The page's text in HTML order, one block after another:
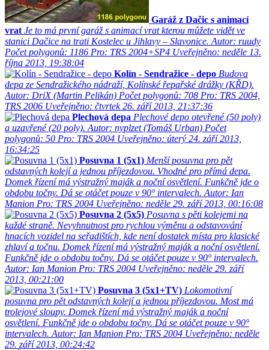
Garáž z Dačic s animací
vrat Je to má první garáž s animací vrat kterou můžete vidět ve
stanici Dačice na trati Kostelec u Jihlavy – Slavonice. Autor: ruudy
Počet polygonů: 1186 Pro: TRS 2004+SP4 Uveřejněno: neděle 13.
října 2013, 19:38:04
Kolín - Sendražice - depo Budova
depa ze Sendražického nádraží, Kolínské řepařské drážky (KŘD).
Autor: DriX (Martin Pelikán) Počet polygonů: 708 Pro: TRS 2004,
TRS 2006 Uveřejněno: čtvrtek 26. září 2013, 21:37:36
Plechová depa Plechové depo otevřené (50 poly)
a uzavřené (20 poly). Autor: nyplzet (Tomáš Urban) Počet
polygonů: 50 Pro: TRS 2004 Uveřejněno: úterý 24. září 2013,
16:34:25
Posuvna 1 (5x1) Menší posuvna pro pět
odstavných kolejí a jednou příjezdovou. Vhodné pro přímá depa.
Domek řízení má výstražný maják a noční osvětlení. Funkčně jde o
obdobu točny. Dá se otáčet pouze v 90° intervalech. Autor: Ian
Manion Pro: TRS 2004 Uveřejněno: neděle 29. září 2013, 00:16:08
Posuvna 2 (5x5) Posuvna s pěti kolejemi na
každé straně. Nevyhnutnost pro rychlou výměnu a odstavování
hnacích vozidel na seřadištích, kde není dostatek místa pro klasické
zhlaví a točnu. Domek řízení má výstražný maják a noční osvětlení.
Funkčně jde o obdobu točny. Dá se otáčet pouze v 90° intervalech.
Autor: Ian Manion Pro: TRS 2004 Uveřejněno: neděle 29. září
2013, 00:21:00
Posuvna 3 (5x1+TV) Lokomotivní
posuvna pro pět odstavných kolejí a jednou příjezdovou. Most má
trolejové sloupy. Domek řízení má výstražný maják a noční
osvětlení. Funkčně jde o obdobu točny. Dá se otáčet pouze v 90°
intervalech. Autor: Ian Manion Pro: TRS 2004 Uveřejněno: neděle
29. září 2013, 00:24:42